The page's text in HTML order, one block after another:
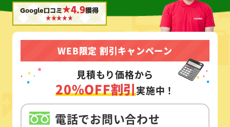
Google口コミ★4.9獲得
WEB限定 割引キャンペーン
見積もり価格から
20%OFF割引実施中！
電話でお問い合わせ